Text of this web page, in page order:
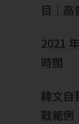
目｜高
2021
時間
韓文自
戰範例